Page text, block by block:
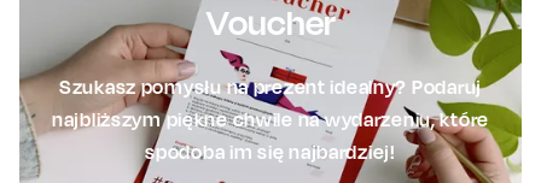
Voucher
Szukasz pomysłu na prezent idealny? Podaruj
najbliższym piękne chwile na wydarzeniu, które
spodoba im się najbardziej!